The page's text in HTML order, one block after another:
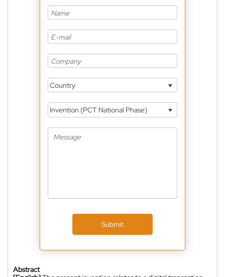
Country
Invention (PCT National Phase)
Submit
Abstract